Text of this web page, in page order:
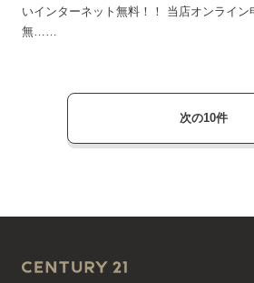
いインターネット無料！！ 当店オンライ
無……
次の10件